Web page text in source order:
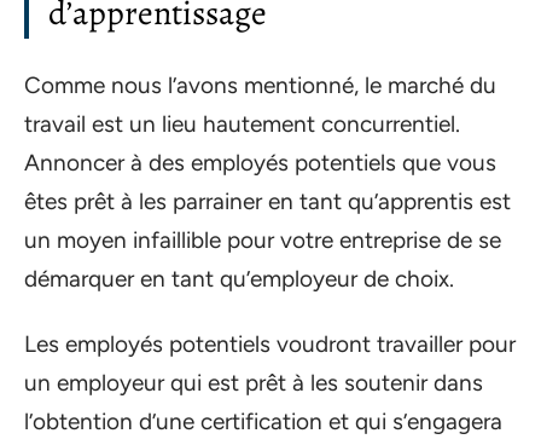
d’apprentissage
Comme nous l’avons mentionné, le marché du
travail est un lieu hautement concurrentiel.
Annoncer à des employés potentiels que vous
êtes prêt à les parrainer en tant qu’apprentis est
un moyen infaillible pour votre entreprise de se
démarquer en tant qu’employeur de choix.
Les employés potentiels voudront travailler pour
un employeur qui est prêt à les soutenir dans
l’obtention d’une certification et qui s’engagera